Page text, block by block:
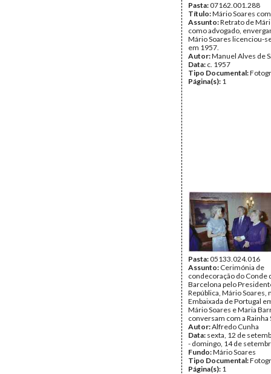
Pasta:07162.001.288
Título:Mário Soares
Assunto:Retrato de
como advogado,
Mário Soares licenciou-
em 1957.
Autor:Manuel Alves de
Data: c. 1957
Tipo Documental:
Página(s): 1
Pasta:05133.024.016
Assunto: Cerimónia de
condecoração do Conde
Barcelona pelo
República, Mário Soares,
Embaixada de Portugal
Mário Soares e Maria
conversam com a Rainha
Autor:Alfredo Cunha
Data: sexta, 12 de
- domingo, 14 de
Fundo:Mário Soares
Tipo Documental:
Página(s): 1